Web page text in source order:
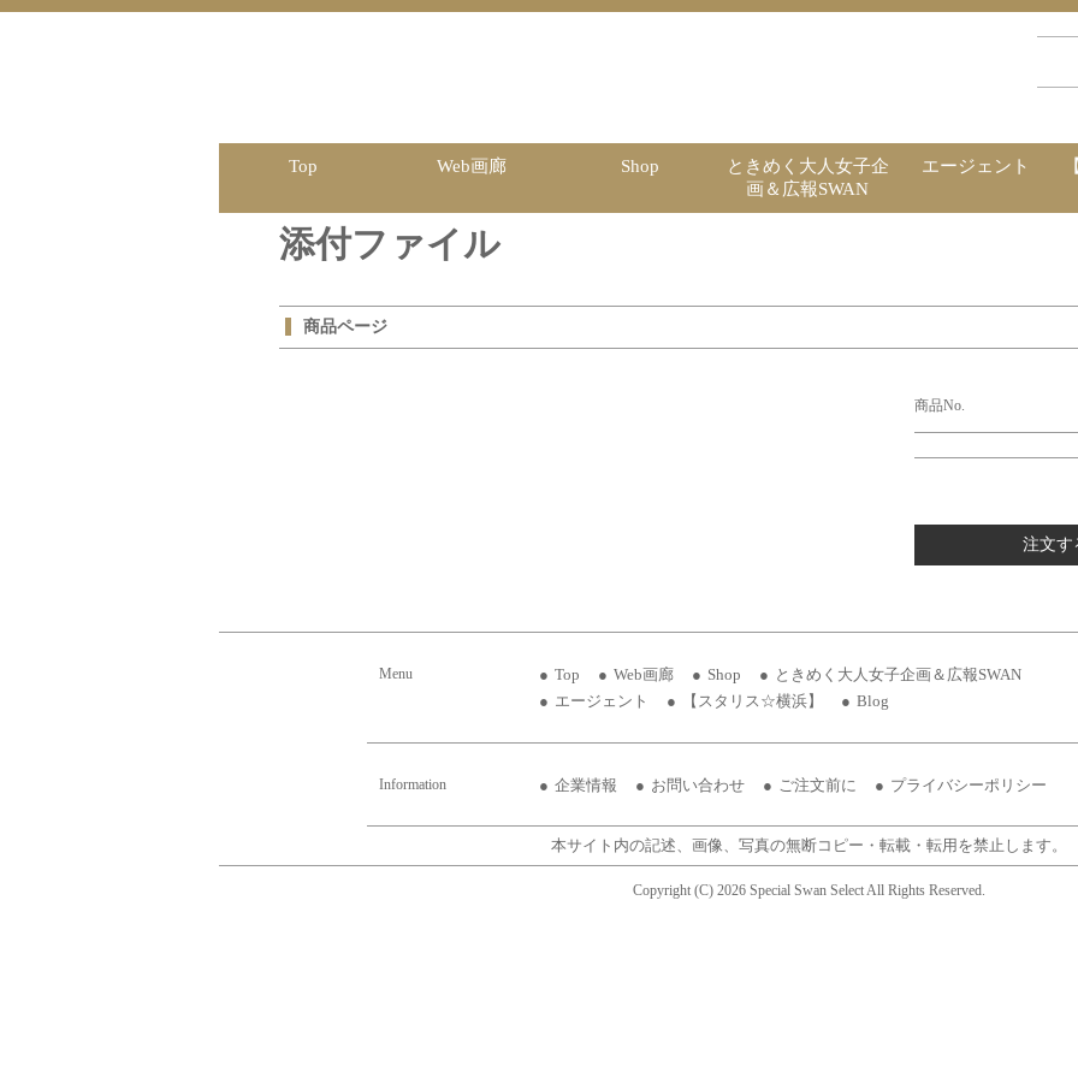
Top Web画廊 Shop
ときめく大人女子企
画＆広報SWAN
エージェント
添付ファイル
商品ページ
商品No.
注文す
Menu Top Web画廊 Shop
ときめく大人女子企画＆広報SWAN
エージェント
【スタリス☆横浜】 Blog
Information 企業情報 お問い合わせ ご注文前に プライバシーポリシー
本サイト内の記述、画像、写真の無断コピー・転載・転用を禁止します。
Copyright (C) 2026 Special Swan Select All Rights Reserved.